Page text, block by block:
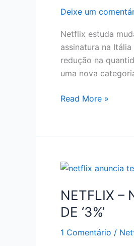
Deixe um
Netflix estuda
assinatura na
redução na
uma nova
REAJUSTE
NO
Read More »
NETFLIX –
DE ‘3%’
1 Comentário /